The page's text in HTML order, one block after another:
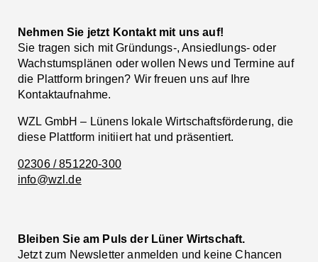
Nehmen Sie jetzt Kontakt mit uns auf!
Sie tragen sich mit Gründungs-, Ansiedlungs- oder
Wachstumsplänen oder wollen News und Termine auf
die Plattform bringen? Wir freuen uns auf Ihre
Kontaktaufnahme.
WZL GmbH – Lünens lokale Wirtschaftsförderung, die
diese Plattform initiiert hat und präsentiert.
02306 / 851220-300
info@wzl.de
Bleiben Sie am Puls der Lüner Wirtschaft.
Jetzt zum Newsletter anmelden und keine Chancen